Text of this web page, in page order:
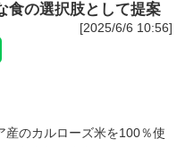
食の選択肢として提案
[2025/6/6 10:56]
のカルローズ米を100％使